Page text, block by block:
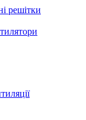
решітки